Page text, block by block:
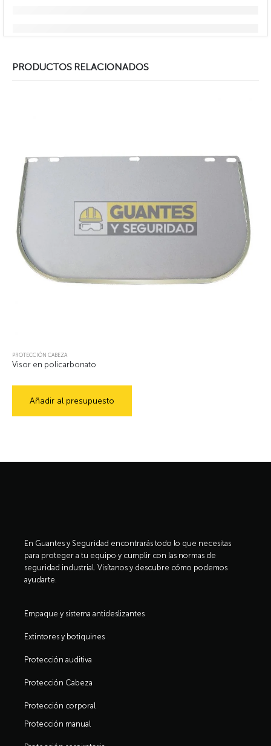
PRODUCTOS RELACIONADOS
PROTECCIÓN CABEZA
Visor en policarbonato
Añadir al presupuesto
En Guantes y Seguridad encontrarás todo lo que necesitas
para proteger a tu equipo y cumplir con las normas de
seguridad industrial. Visítanos y descubre cómo podemos
ayudarte.
Empaque y sistema antideslizantes
Extintores y botiquines
Protección auditiva
Protección Cabeza
Protección corporal
Protección manual